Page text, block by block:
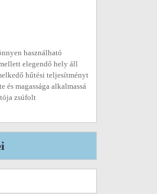
használható
elegendő hely áll
hűtési teljesítményt
magassága alkalmassá
zsúfolt